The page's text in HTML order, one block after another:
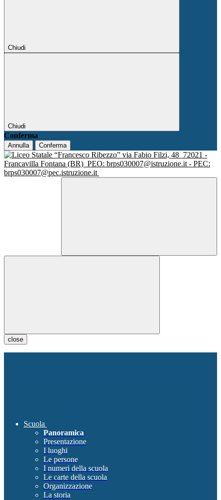
Chiudi
Chiudi
Conferma
Annulla Conferma
via Fabio Filzi, 48 72021 -
Francavilla Fontana (BR) PEO: brps030007@istruzione.it - PEC:
brps030007@pec.istruzione.it
close
Scuola
Panoramica
Presentazione
I luoghi
Le persone
I numeri della scuola
Le carte della scuola
Organizzazione
La storia